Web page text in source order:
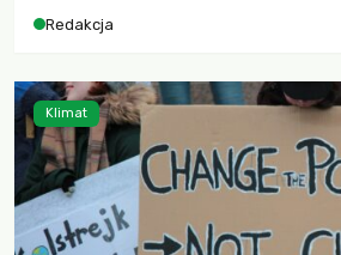
odnotowano największe tąpnięcie ODA
kryzysami i ubóstwem?
Redakcja
Klimat